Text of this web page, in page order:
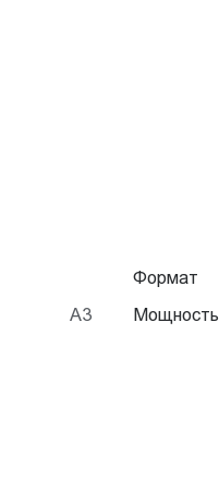
A3
Формат
Мощность